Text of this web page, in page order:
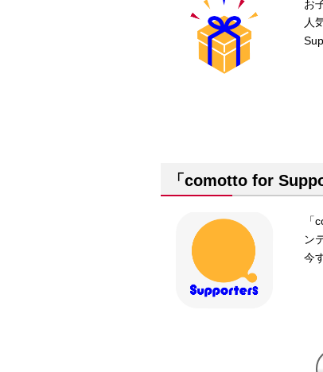
お
人
「comotto for
ン
今